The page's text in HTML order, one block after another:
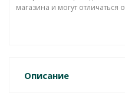
магазина и могут отличаться
Описание